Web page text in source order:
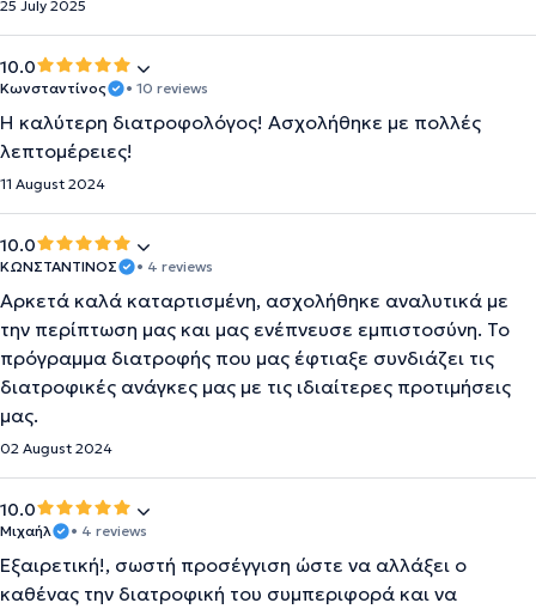
25 July 2025
10.0
Κωνσταντίνος • 10 reviews
Η καλύτερη διατροφολόγος! Ασχολήθηκε με πολλές
λεπτομέρειες!
11 August 2024
10.0
ΚΩΝΣΤΑΝΤΊΝΟΣ • 4 reviews
Αρκετά καλά καταρτισμένη, ασχολήθηκε αναλυτικά με
την περίπτωση μας και μας ενέπνευσε εμπιστοσύνη. Το
πρόγραμμα διατροφής που μας έφτιαξε συνδιάζει τις
διατροφικές ανάγκες μας με τις ιδιαίτερες προτιμήσεις
μας.
02 August 2024
10.0
Μιχαήλ • 4 reviews
Εξαιρετική!, σωστή προσέγγιση ώστε να αλλάξει ο
καθένας την διατροφική του συμπεριφορά και να